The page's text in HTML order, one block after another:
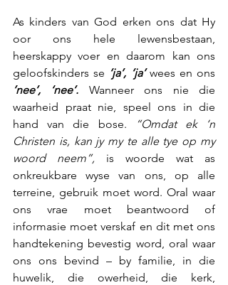
As kinders van God erken ons dat Hy
oor ons hele lewensbestaan,
heerskappy voer en daarom kan ons
geloofskinders se ‘ja’, ‘ja’
’nee’, ‘nee’. Wanneer ons nie die
waarheid praat nie, speel ons in die
hand van die bose.
“Omdat ek ‘n
Christen is, kan jy my te alle tye op my
woord neem”, is woorde wat as
onkreukbare wyse van ons, op alle
terreine, gebruik moet word. Oral waar
ons vrae moet beantwoord of
informasie moet verskaf en dit met ons
handtekening bevestig word, oral waar
ons ons bevind – by familie, in die
huwelik, die owerheid, die kerk,